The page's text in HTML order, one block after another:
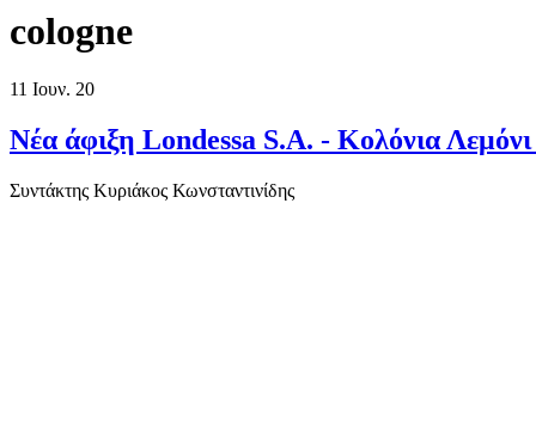
cologne
11 Ιουν. 20
Νέα άφιξη Londessa S.A. - Κολόνια
Συντάκτης Κυριάκος Κωνσταντινίδης